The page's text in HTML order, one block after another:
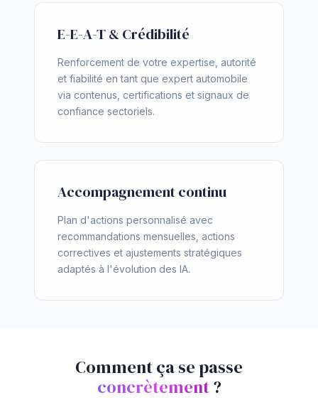
E-E-A-T & Crédibilité
Renforcement de votre expertise, autorité
et fiabilité en tant que expert automobile
via contenus, certifications et signaux de
confiance sectoriels.
Accompagnement continu
Plan d'actions personnalisé avec
recommandations mensuelles, actions
correctives et ajustements stratégiques
adaptés à l'évolution des IA.
Comment ça se passe
concrètement?